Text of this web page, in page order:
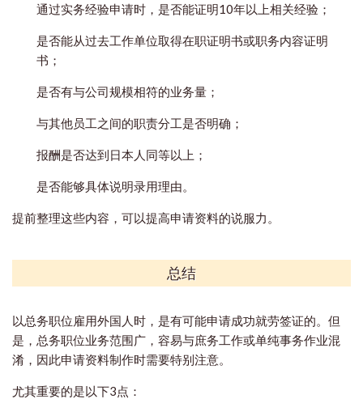
通过实务经验申请时，是否能证明10年以上相关经验；
是否能从过去工作单位取得在职证明书或职务内容证明
书；
是否有与公司规模相符的业务量；
与其他员工之间的职责分工是否明确；
报酬是否达到日本人同等以上；
是否能够具体说明录用理由。
提前整理这些内容，可以提高申请资料的说服力。
总结
以总务职位雇用外国人时，是有可能申请成功就劳签证的。但
是，总务职位业务范围广，容易与庶务工作或单纯事务作业混
淆，因此申请资料制作时需要特别注意。
尤其重要的是以下3点：